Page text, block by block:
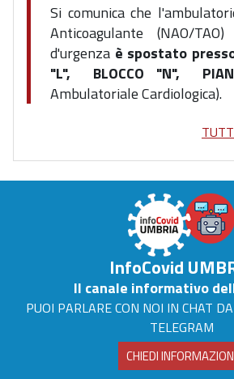
Si comunica che
Anticoagulante
(NAO/
d'urgenza è spostato
"L", BLOCCO "N",
Ambulatoriale Cardiologica).
InfoCovid
Il canale informativo
PUOI PARLARE CON NOI IN CHAT
TELEGRAM
CHIEDI